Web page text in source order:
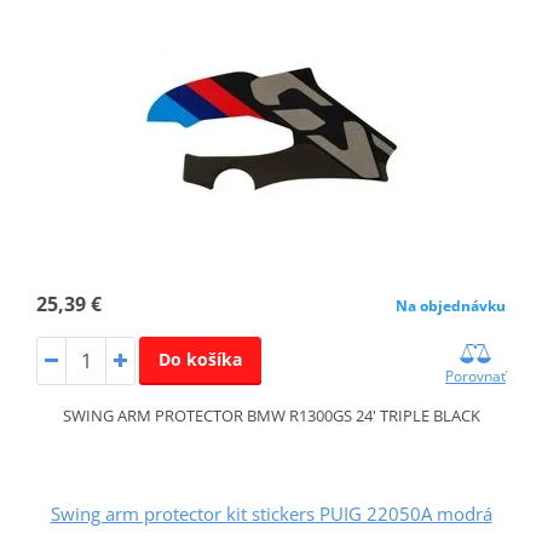
25,39 € Na objednávku
Do košíka
Porovnať
SWING ARM PROTECTOR BMW R1300GS 24' TRIPLE BLACK
Swing arm protector kit stickers PUIG 22050A modrá